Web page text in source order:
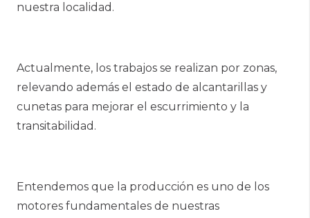
nuestra localidad.
Actualmente, los trabajos se realizan por zonas,
relevando además el estado de alcantarillas y
cunetas para mejorar el escurrimiento y la
transitabilidad.
Entendemos que la producción es uno de los
motores fundamentales de nuestras